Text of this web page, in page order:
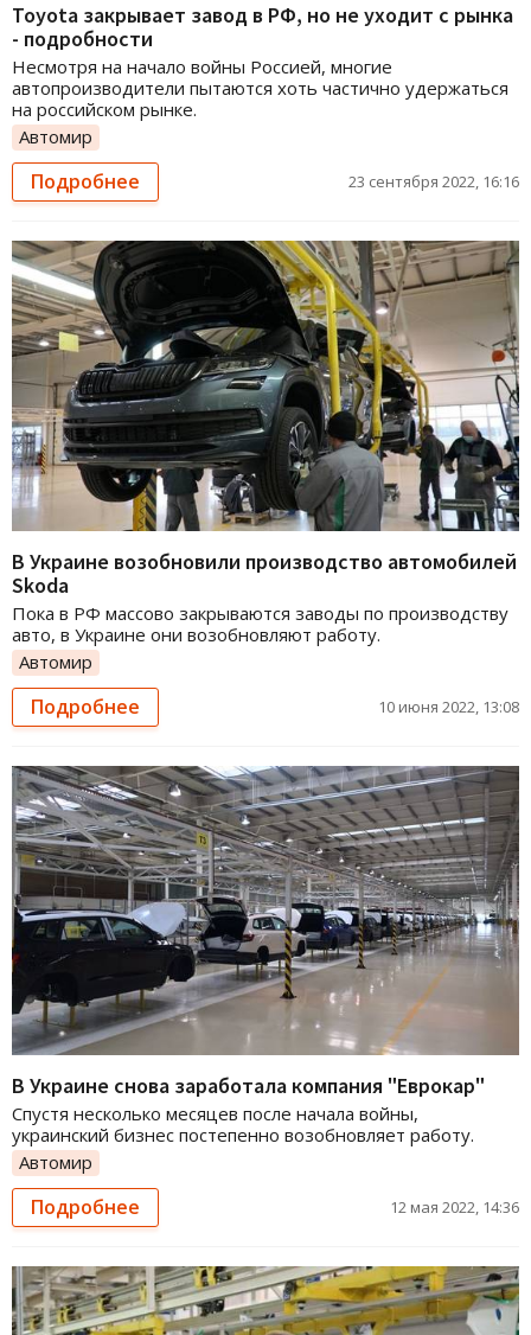
Toyota закрывает завод в РФ, но не уходит с рынка
- подробности
Несмотря на начало войны Россией, многие
автопроизводители пытаются хоть частично удержаться
на российском рынке.
Автомир
Подробнее 23 сентября 2022, 16:16
В Украине возобновили производство автомобилей
Skoda
Пока в РФ массово закрываются заводы по производству
авто, в Украине они возобновляют работу.
Автомир
Подробнее 10 июня 2022, 13:08
В Украине снова заработала компания "Еврокар"
Спустя несколько месяцев после начала войны,
украинский бизнес постепенно возобновляет работу.
Автомир
Подробнее 12 мая 2022, 14:36